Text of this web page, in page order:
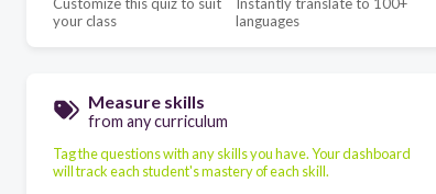
your class
languages
Measure skills
from any curriculum
Tag the questions with any skills you have. Your dashboard
will track each student's mastery of each skill.